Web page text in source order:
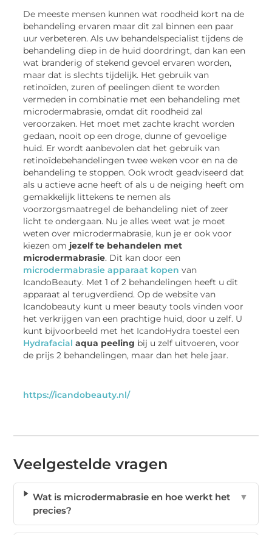
De meeste mensen kunnen wat roodheid kort na de
behandeling ervaren maar dit zal binnen een paar
uur verbeteren. Als uw behandelspecialist tijdens de
behandeling diep in de huid doordringt, dan kan een
wat branderig of stekend gevoel ervaren worden,
maar dat is slechts tijdelijk. Het gebruik van
retinoïden, zuren of peelingen dient te worden
vermeden in combinatie met een behandeling met
microdermabrasie, omdat dit roodheid zal
veroorzaken. Het moet met zachte kracht worden
gedaan, nooit op een droge, dunne of gevoelige
huid. Er wordt aanbevolen dat het gebruik van
retinoïdebehandelingen twee weken voor en na de
behandeling te stoppen. Ook wrodt geadviseerd dat
als u actieve acne heeft of als u de neiging heeft om
gemakkelijk littekens te nemen als
voorzorgsmaatregel de behandeling niet of zeer
licht te ondergaan. Nu je alles weet wat je moet
weten over microdermabrasie, kun je er ook voor
kiezen om jezelf te behandelen met
microdermabrasie. Dit kan door een
microdermabrasie apparaat kopen van
IcandoBeauty. Met 1 of 2 behandelingen heeft u dit
apparaat al terugverdiend. Op de website van
Icandobeauty kunt u meer beauty tools vinden voor
het verkrijgen van een prachtige huid, door u zelf. U
kunt bijvoorbeeld met het IcandoHydra toestel een
Hydrafacial aqua peeling bij u zelf uitvoeren, voor
de prijs 2 behandelingen, maar dan het hele jaar.
https://icandobeauty.nl/
Veelgestelde vragen
Wat is microdermabrasie en hoe werkt het
precies?
▼